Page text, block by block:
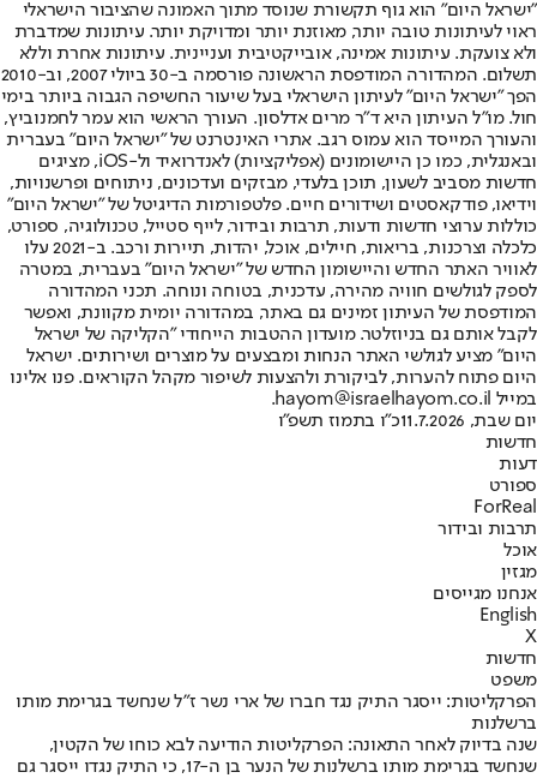
"ישראל היום" הוא גוף תקשורת שנוסד מתוך האמונה שהציבור הישראלי
ראוי לעיתונות טובה יותר, מאוזנת יותר ומדויקת יותר. עיתונות שמדברת
ולא צועקת. עיתונות אמינה, אובייקטיבית ועניינית. עיתונות אחרת וללא
תשלום. המהדורה המודפסת הראשונה פורסמה ב-30 ביולי 2007, וב-2010
הפך "ישראל היום" לעיתון הישראלי בעל שיעור החשיפה הגבוה ביותר בימי
חול. מו"ל העיתון היא ד"ר מרים אדלסון. העורך הראשי הוא עמר לחמנוביץ,
והעורך המייסד הוא עמוס רגב. אתרי האינטרנט של "ישראל היום" בעברית
ובאנגלית, כמו כן היישומונים (אפליקציות) לאנדרואיד ול-iOS, מציגים
חדשות מסביב לשעון, תוכן בלעדי, מבזקים ועדכונים, ניתוחים ופרשנויות,
וידיאו, פודקאסטים ושידורים חיים. פלטפורמות הדיגיטל של "ישראל היום"
כוללות ערוצי חדשות ודעות, תרבות ובידור, לייף סטייל, טכנולוגיה, ספורט,
כלכלה וצרכנות, בריאות, חיילים, אוכל, יהדות, תיירות ורכב. ב-2021 עלו
לאוויר האתר החדש והיישומון החדש של "ישראל היום" בעברית, במטרה
לספק לגולשים חוויה מהירה, עדכנית, בטוחה ונוחה. תכני המהדורה
המודפסת של העיתון זמינים גם באתר, במהדורה יומית מקוונת, ואפשר
לקבל אותם גם בניוזלטר. מועדון ההטבות הייחודי "הקליקה של ישראל
היום" מציע לגולשי האתר הנחות ומבצעים על מוצרים ושירותים. ישראל
היום פתוח להערות, לביקורת ולהצעות לשיפור מקהל הקוראים. פנו אלינו
במייל hayom@israelhayom.co.il.
יום שבת, 11.7.2026
כ"ו בתמוז תשפ"ו
חדשות
דעות
ספורט
ForReal
תרבות ובידור
אוכל
מגזין
אנחנו מגייסים
English
X
חדשות
משפט
הפרקליטות: ייסגר התיק נגד חברו של ארי נשר ז"ל שנחשד בגרימת מותו
ברשלנות
שנה בדיוק לאחר התאונה: הפרקליטות הודיעה לבא כוחו של הקטין,
שנחשד בגרימת מותו ברשלנות של הנער בן ה-17, כי התיק נגדו ייסגר גם